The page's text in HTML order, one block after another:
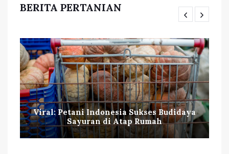
BERITA PERTANIAN
Viral: Petani Indonesia Sukses Budidaya
Sayuran di Atap Rumah